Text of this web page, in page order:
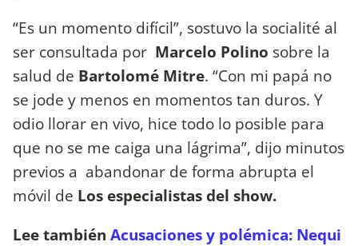
“Es un momento difícil”, sostuvo la socialité al
ser consultada por Marcelo Polino sobre la
salud de Bartolomé Mitre. “Con mi papá no
se jode y menos en momentos tan duros. Y
odio llorar en vivo, hice todo lo posible para
que no se me caiga una lágrima”, dijo minutos
previos a abandonar de forma abrupta el
móvil de Los especialistas del show.
Lee también Acusaciones y polémica: Nequi